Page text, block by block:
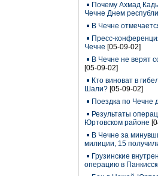
Почему Ахмад
Чечне Днем
В Чечне
Пресс-
Чечне [05-09-02]
В Чечне не верят
[05-09-02]
Кто виноват в
Шали? [05-09-02]
Поездка по Чечне
Результаты
Юртовском районе
В Чечне за
милиции, 15
Грузинские
операцию в